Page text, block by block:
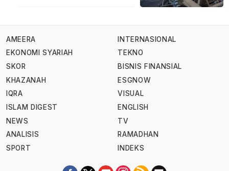
AMEERA
EKONOMI SYARIAH
SKOR
KHAZANAH
IQRA
ISLAM DIGEST
NEWS
ANALISIS
SPORT
INTERNASIONAL
TEKNO
BISNIS FINANSIAL
ESGNOW
VISUAL
ENGLISH
TV
RAMADHAN
INDEKS